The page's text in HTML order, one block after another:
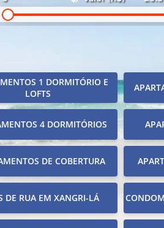
1 DORMITÓRIO E
LOFTS
4 DORMITÓRIOS
DE COBERTURA
DE RUA EM XANGRI-LÁ